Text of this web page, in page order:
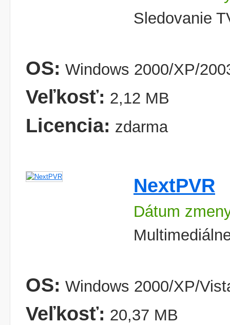
Sledovanie
OS: Windows 2000/XP/
Veľkosť: 2,12 MB
Licencia: zdarma
NextPVR
Dátum
OS: Windows 2000/XP/
Veľkosť: 20,37 MB